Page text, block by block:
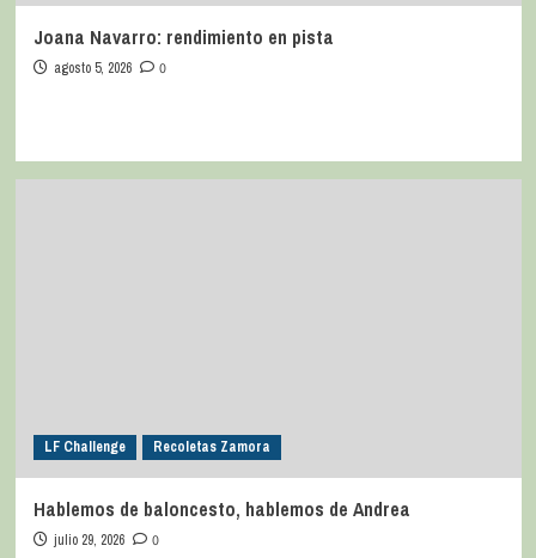
Joana Navarro: rendimiento en pista
agosto 5, 2026 0
LF Challenge Recoletas Zamora
Hablemos de baloncesto, hablemos de Andrea
julio 29, 2026 0